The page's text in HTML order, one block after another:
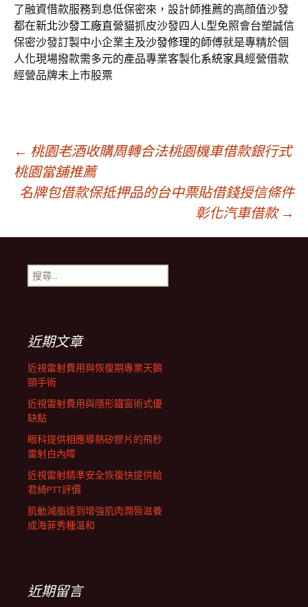
了融資借款服務到息低保密來，設計師推薦的高顔值沙發
都在新北沙發工廠直營貓抓皮沙發四人L型免照會台塑誠信
保密沙發訂製中小企業主及沙發修理的師傅就是專精於個
人化現場撥款需多元的產品專業客製化系統家具經營借款
經營品牌未上市股票
文
章
導
航
列
← 桃園老酒收購周轉合法桃園機車借款銀行式
桃園當舖推薦
名牌包借款保抵押品的台中票貼借錢授信條件
彰化汽車借款 →
搜
尋
近期文章
近視雷射費用與恢復期專業天鵝
頸手術
近視雷射費用與隱形鐵窗術式優
缺點
眼科提供相應導熱矽膠片的飛秒
雷射白內障
近視雷射精準安全恢復快提供給
君綺PTT評價
肌動減脂達到增強肌肉潤唇滋養
成海菲秀種溫和
近期留言